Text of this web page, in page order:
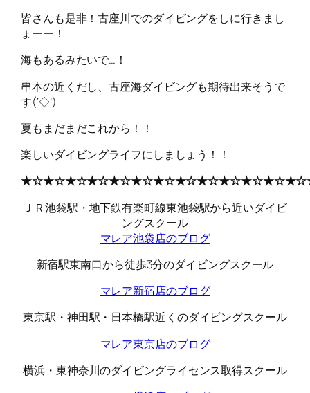
皆さんも是非！古座川でのダイビングをしに行きまし
ょーー！
海もあるみたいで…！
串本の近くだし、古座海ダイビングも期待出来そうで
す(‘◇’)ゞ
夏もまだまだこれから！！
楽しいダイビングライフにしましょう！！
ＪＲ池袋駅・地下鉄有楽町線東池袋駅から近いダイビ
ングスクール
マレア池袋店のブログ
新宿駅東南口から徒歩3分のダイビングスクール
マレア新宿店のブログ
東京駅・神田駅・日本橋駅近くのダイビングスクール
マレア東京店のブログ
横浜・東神奈川のダイビングライセンス取得スクール